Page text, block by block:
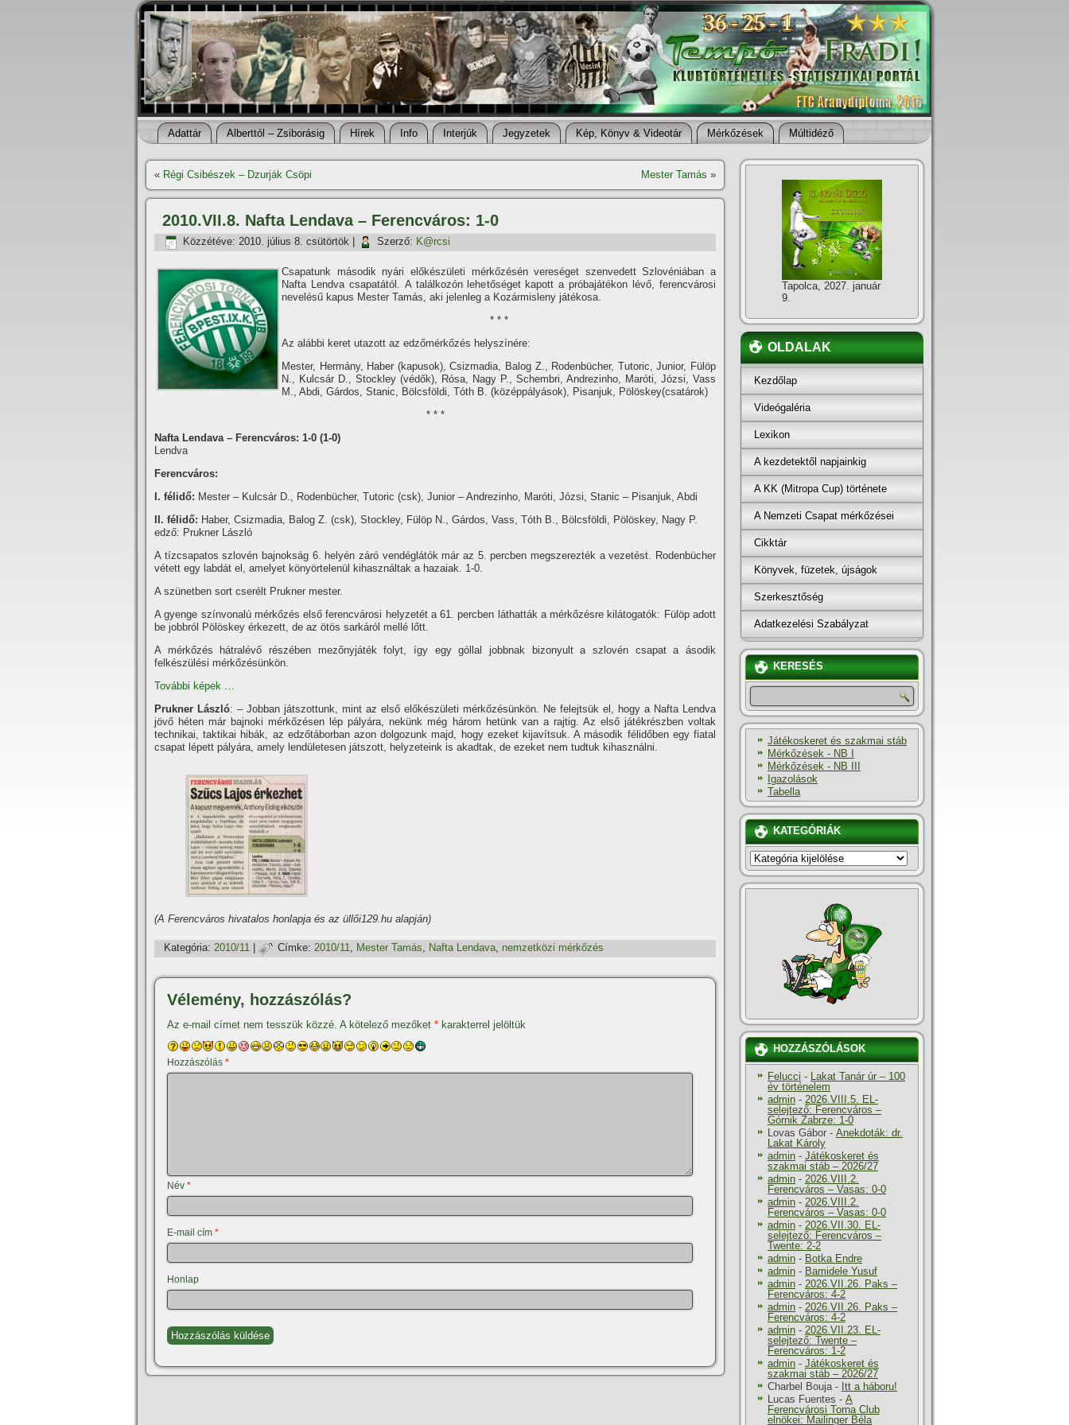
Adattár Alberttól – Zsiborásig Hí­rek Info Interjúk Jegyzetek Kép, Könyv & Videotár Mérkőzések Múltidéző
« Régi Csibészek – Dzurják Csöpi Mester Tamás »
2010.VII.8. Nafta Lendava – Ferencváros: 1-0
Közzétéve: 2010. július 8. csütörtök Szerző: K@rcsi
Csapatunk második nyári előkészületi mérkőzésén vereséget szenvedett Szlovéniában a
Nafta Lendva csapatától. A találkozón lehetőséget kapott a próbajátékon lévő, ferencvárosi
nevelésű kapus Mester Tamás, aki jelenleg a Kozármisleny játékosa.
* * *
Az alábbi keret utazott az edzőmérkőzés helyszí­nére:
Mester, Hermány, Haber (kapusok), Csizmadia, Balog Z., Rodenbücher, Tutoric, Junior, Fülöp
N., Kulcsár D., Stockley (védők), Rósa, Nagy P., Schembri, Andrezinho, Maróti, Józsi, Vass
M., Abdi, Gárdos, Stanic, Bölcsföldi, Tóth B. (középpályások), Pisanjuk, Pölöskey(csatárok)
* * *
Nafta Lendava – Ferencváros: 1-0 (1-0)
Lendva
Ferencváros:
I. félidő: Mester – Kulcsár D., Rodenbücher, Tutoric (csk), Junior – Andrezinho, Maróti, Józsi, Stanic – Pisanjuk, Abdi
II. félidő: Haber, Csizmadia, Balog Z. (csk), Stockley, Fülöp N., Gárdos, Vass, Tóth B., Bölcsföldi, Pölöskey, Nagy P.
edző: Prukner László
A tí­zcsapatos szlovén bajnokság 6. helyén záró vendéglátók már az 5. percben megszerezték a vezetést. Rodenbücher
vétett egy labdát el, amelyet könyörtelenül kihasználtak a hazaiak. 1-0.
A szünetben sort cserélt Prukner mester.
A gyenge szí­nvonalú mérkőzés első ferencvárosi helyzetét a 61. percben láthatták a mérkőzésre kilátogatók: Fülöp adott
be jobbról Pölöskey érkezett, de az ötös sarkáról mellé lőtt.
A mérkőzés hátralévő részében mezőnyjáték folyt, í­gy egy góllal jobbnak bizonyult a szlovén csapat a ásodik
felkészülési mérkőzésünkön.
További képek …
Prukner László: – Jobban játszottunk, mint az első előkészületi mérkőzésünkön. Ne felejtsük el, hogy a Nafta Lendva
jövő héten már bajnoki mérkőzésen lép pályára, nekünk még három hetünk van a rajtig. Az első játékrészben voltak
technikai, taktikai hibák, az edzőtáborban azon dolgozunk majd, hogy ezeket kijaví­tsuk. A második félidőben egy fiatal
csapat lépett pályára, amely lendületesen játszott, helyzeteink is akadtak, de ezeket nem tudtuk kihasználni.
(A Ferencváros hivatalos honlapja és az üllői129.hu alapján)
Kategória: 2010/11 Címke: 2010/11, Mester Tamás, Nafta Lendava, nemzetközi mérkőzés
Vélemény, hozzászólás?
Az e-mail címet nem tesszük közzé. A kötelező mezőket * karakterrel jelöltük
Hozzászólás *
Név *
E-mail cím *
Honlap
Tapolca, 2027. január
9.
OLDALAK
Kezdőlap
Videógaléria
Lexikon
A kezdetektől napjainkig
A KK (Mitropa Cup) története
A Nemzeti Csapat mérkőzései
Cikktár
Könyvek, füzetek, újságok
Szerkesztőség
Adatkezelési Szabályzat
KERESÉS
Játékoskeret és szakmai stáb
Mérkőzések - NB I
Mérkőzések - NB III
Igazolások
Tabella
KATEGÓRIÁK
KATEGÓRIÁK
HOZZÁSZÓLÁSOK
Felucci - Lakat Tanár úr – 100
év történelem
admin - 2026.VIII.5. EL-
selejtező: Ferencváros –
Górnik Zabrze: 1-0
Lovas Gábor - Anekdoták: dr.
Lakat Károly
admin - Játékoskeret és
szakmai stáb – 2026/27
admin - 2026.VIII.2.
Ferencváros – Vasas: 0-0
admin - 2026.VIII.2.
Ferencváros – Vasas: 0-0
admin - 2026.VII.30. EL-
selejtező: Ferencváros –
Twente: 2-2
admin - Botka Endre
admin - Bamidele Yusuf
admin - 2026.VII.26. Paks –
Ferencváros: 4-2
admin - 2026.VII.26. Paks –
Ferencváros: 4-2
admin - 2026.VII.23. EL-
selejtező: Twente –
Ferencváros: 1-2
admin - Játékoskeret és
szakmai stáb – 2026/27
Charbel Bouja- Itt a háboru!
Lucas Fuentes - A
Ferencvárosi Torna Club
elnökei: Mailinger Béla